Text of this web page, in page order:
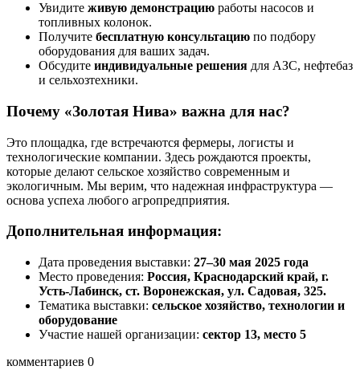
Увидите живую демонстрацию работы насосов и
топливных колонок.
Получите бесплатную консультацию по подбору
оборудования для ваших задач.
Обсудите индивидуальные решения для АЗС, нефтебаз
и сельхозтехники.
Почему «Золотая Нива» важна для нас?
Это площадка, где встречаются фермеры, логисты и
технологические компании. Здесь рождаются проекты,
которые делают сельское хозяйство современным и
экологичным. Мы верим, что надежная инфраструктура —
основа успеха любого агропредприятия.
Дополнительная информация:
Дата проведения выставки: 27–30 мая 2025 года
Место проведения: Россия, Краснодарский край, г.
Усть-Лабинск, ст. Воронежская, ул. Садовая, 325.
Тематика выставки: сельское хозяйство, технологии и
оборудование
Участие нашей организации: сектор 13, место 5
комментариев 0